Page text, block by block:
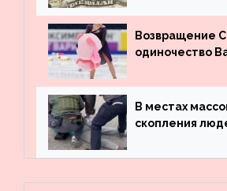
деньги из
госдолга
Возвращение
одиночество
что
фигурного
В местах
скопления
террористов,